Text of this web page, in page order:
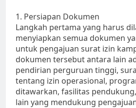
1. Persiapan Dokumen
Langkah pertama yang harus
menyiapkan semua dokumen
untuk pengajuan surat izin
dokumen tersebut antara lain
pendirian perguruan tinggi,
tentang izin operasional,
ditawarkan, fasilitas
lain yang mendukung